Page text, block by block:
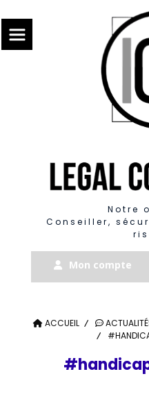
Notre
Conseiller,
Mon compte
ACCUEIL